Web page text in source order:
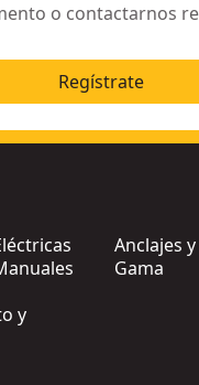
o contactarnos
Regístrate
y
Anclajes
Gama